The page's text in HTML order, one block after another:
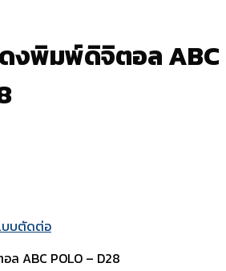
ดงพิมพ์ดิจิตอล ABC
ABC POLO – D28